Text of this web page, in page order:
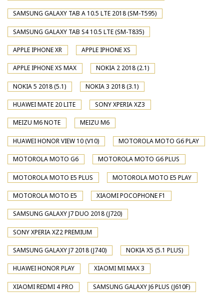
SAMSUNG GALAXY TAB A 10.5 LTE 2018 (SM-T595)
SAMSUNG GALAXY TAB S4 10.5 LTE (SM-T835)
APPLE IPHONE XR APPLE IPHONE XS
APPLE IPHONE XS MAX NOKIA 2 2018 (2.1)
NOKIA 5 2018 (5.1) NOKIA 3 2018 (3.1)
HUAWEI MATE 20 LITE SONY XPERIA XZ3
MEIZU M6 NOTE MEIZU M6
HUAWEI HONOR VIEW 10 (V10) MOTOROLA MOTO G6 PLAY
MOTOROLA MOTO G6 MOTOROLA MOTO G6 PLUS
MOTOROLA MOTO E5 PLUS MOTOROLA MOTO E5 PLAY
MOTOROLA MOTO E5 XIAOMI POCOPHONE F1
SAMSUNG GALAXY J7 DUO 2018 (J720)
SONY XPERIA XZ2 PREMIUM
SAMSUNG GALAXY J7 2018 (J740) NOKIA X5 (5.1 PLUS)
HUAWEI HONOR PLAY XIAOMI MI MAX 3
XIAOMI REDMI 4 PRO SAMSUNG GALAXY J6 PLUS (J610F)